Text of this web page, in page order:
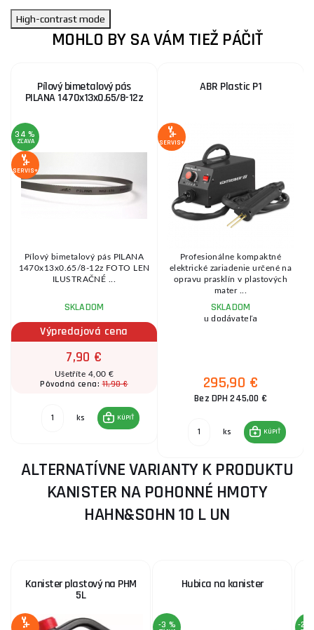
High-contrast mode
MOHLO BY SA VÁM TIEŽ PÁČIŤ
Pílový bimetalový pás
PILANA 1470x13x0.65/8-12z
34 %
ZĽAVA
SERVIS+
Pílový bimetalový pás PILANA
1470x13x0.65/8-12z FOTO LEN
ILUSTRAČNÉ ...
SKLADOM
Výpredajová cena
7,90 €
Ušetříte 4,00 €
Pôvodná cena:11,90 €
ks KÚPIŤ
ABR Plastic P1
SERVIS+
Profesionálne kompaktné
elektrické zariadenie určené na
opravu prasklín v plastových
mater ...
SKLADOM
u dodávateľa
295,90 €
Bez DPH 245,00 €
ks KÚPIŤ
ALTERNATÍVNE VARIANTY K PRODUKTU
KANISTER NA POHONNÉ HMOTY
HAHN&SOHN 10 L UN
Kanister plastový na PHM
5L
Hubica na kanister
-3 % -26